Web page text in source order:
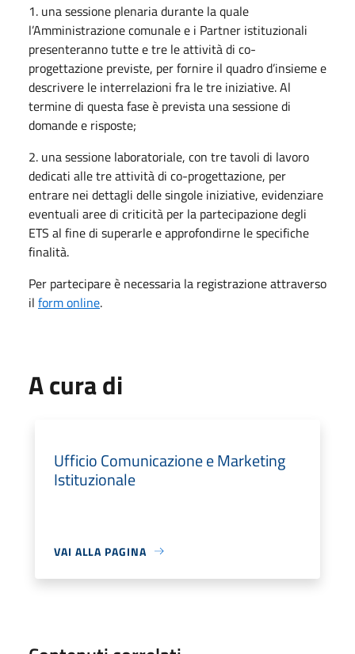
1. una sessione plenaria durante la quale
l’Amministrazione comunale e i Partner istituzionali
presenteranno tutte e tre le attività di co-
progettazione previste, per fornire il quadro d’insieme e
descrivere le interrelazioni fra le tre iniziative. Al
termine di questa fase è prevista una sessione di
domande e risposte;
2. una sessione laboratoriale, con tre tavoli di lavoro
dedicati alle tre attività di co-progettazione, per
entrare nei dettagli delle singole iniziative, evidenziare
eventuali aree di criticità per la partecipazione degli
ETS al fine di superarle e approfondirne le specifiche
finalità.
Per partecipare è necessaria la registrazione attraverso
il form online.
A cura di
Ufficio Comunicazione e Marketing
Istituzionale
VAI ALLA PAGINA